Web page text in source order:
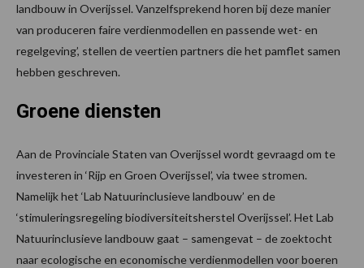
landbouw in Overijssel. Vanzelfsprekend horen bij deze manier
van produceren faire verdienmodellen en passende wet- en
regelgeving’, stellen de veertien partners die het pamflet samen
hebben geschreven.
Groene diensten
Aan de Provinciale Staten van Overijssel wordt gevraagd om te
investeren in ‘Rijp en Groen Overijssel’, via twee stromen.
Namelijk het ‘Lab Natuurinclusieve landbouw’ en de
‘stimuleringsregeling biodiversiteitsherstel Overijssel’. Het Lab
Natuurinclusieve landbouw gaat – samengevat – de zoektocht
naar ecologische en economische verdienmodellen voor boeren